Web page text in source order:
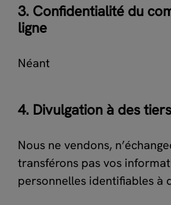
3. Confidentialité du
ligne
Néant
4. Divulgation à des tiers
Nous ne vendons,
transférons pas vos
personnelles identifiables à